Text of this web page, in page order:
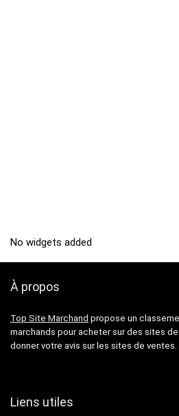
No widgets added
À propos
Top Site Marchand propose un
marchands pour acheter sur des sites
donner votre avis sur les sites de ventes.
Liens utiles